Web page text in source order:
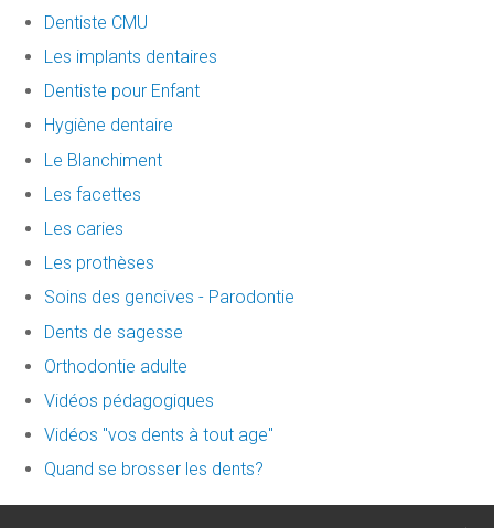
Dentiste CMU
Les implants dentaires
Dentiste pour Enfant
Hygiène dentaire
Le Blanchiment
Les facettes
Les caries
Les prothèses
Soins des gencives - Parodontie
Dents de sagesse
Orthodontie adulte
Vidéos pédagogiques
Vidéos "vos dents à tout age"
Quand se brosser les dents?